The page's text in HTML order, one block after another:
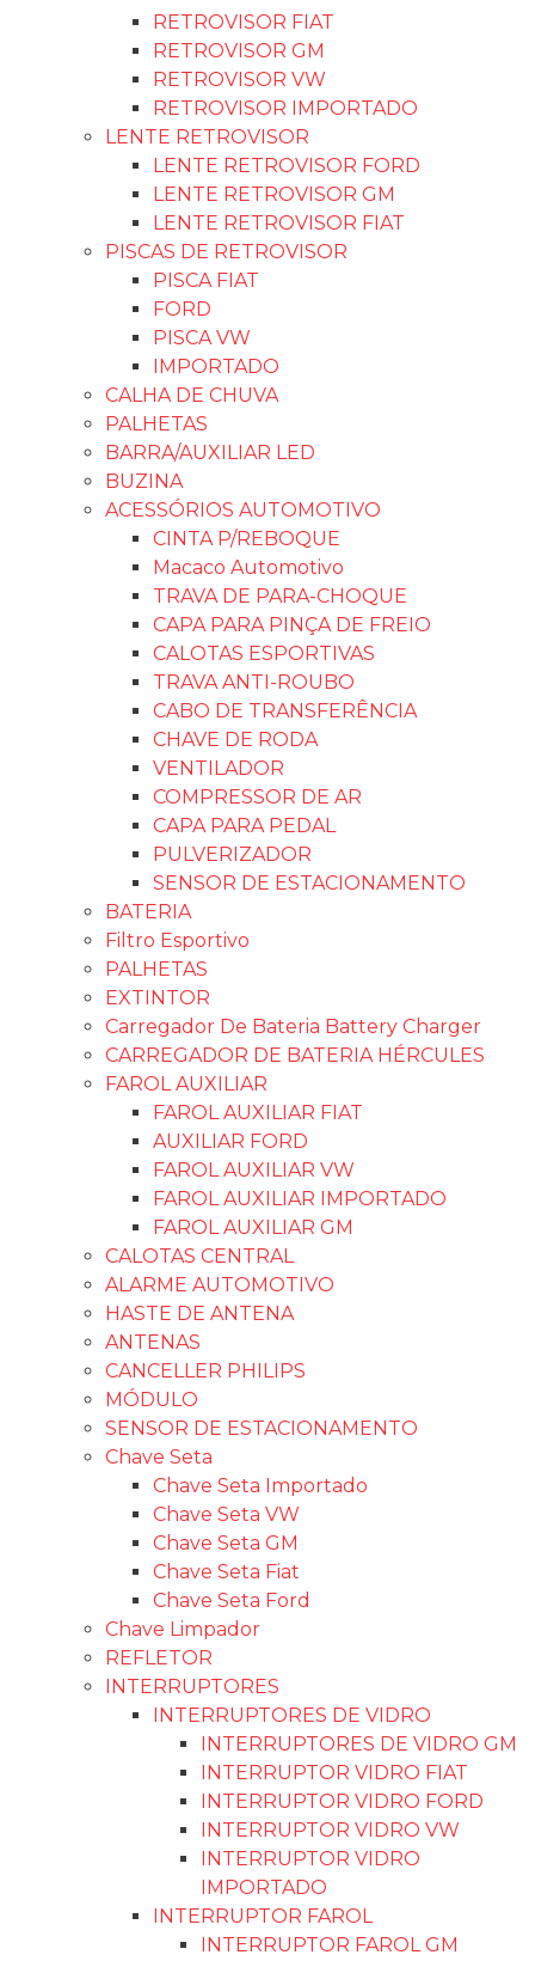
RETROVISOR FIAT
RETROVISOR GM
RETROVISOR VW
RETROVISOR IMPORTADO
LENTE RETROVISOR
LENTE RETROVISOR FORD
LENTE RETROVISOR GM
LENTE RETROVISOR FIAT
PISCAS DE RETROVISOR
PISCA FIAT
FORD
PISCA VW
IMPORTADO
CALHA DE CHUVA
PALHETAS
BARRA/AUXILIAR LED
BUZINA
ACESSÓRIOS AUTOMOTIVO
CINTA P/REBOQUE
Macaco Automotivo
TRAVA DE PARA-CHOQUE
CAPA PARA PINÇA DE FREIO
CALOTAS ESPORTIVAS
TRAVA ANTI-ROUBO
CABO DE TRANSFERÊNCIA
CHAVE DE RODA
VENTILADOR
COMPRESSOR DE AR
CAPA PARA PEDAL
PULVERIZADOR
SENSOR DE ESTACIONAMENTO
BATERIA
Filtro Esportivo
PALHETAS
EXTINTOR
Carregador De Bateria Battery Charger
CARREGADOR DE BATERIA HÉRCULES
FAROL AUXILIAR
FAROL AUXILIAR FIAT
AUXILIAR FORD
FAROL AUXILIAR VW
FAROL AUXILIAR IMPORTADO
FAROL AUXILIAR GM
CALOTAS CENTRAL
ALARME AUTOMOTIVO
HASTE DE ANTENA
ANTENAS
CANCELLER PHILIPS
MÓDULO
SENSOR DE ESTACIONAMENTO
Chave Seta
Chave Seta Importado
Chave Seta VW
Chave Seta GM
Chave Seta Fiat
Chave Seta Ford
Chave Limpador
REFLETOR
INTERRUPTORES
INTERRUPTORES DE VIDRO
INTERRUPTORES DE VIDRO GM
INTERRUPTOR VIDRO FIAT
INTERRUPTOR VIDRO FORD
INTERRUPTOR VIDRO VW
INTERRUPTOR VIDRO
IMPORTADO
INTERRUPTOR FAROL
INTERRUPTOR FAROL GM